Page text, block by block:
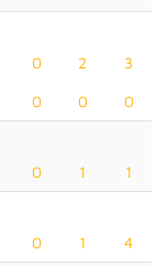
0 2 3
0 0 0
0 1 1
0 1 4